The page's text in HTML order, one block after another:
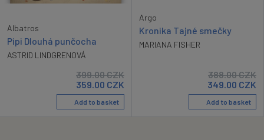
Albatros
Pipi Dlouhá punčocha
ASTRID LINDGRENOVÁ
399.00CZK
359.00 CZK
Add to basket
Argo
Kronika Tajné smečky
MARIANA FISHER
388.00CZK
349.00 CZK
Add to basket